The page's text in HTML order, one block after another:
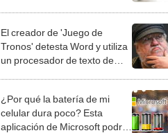
El creador de 'Juego de
Tronos' detesta Word y utiliza
un procesador de texto de
¿Por qué la batería de mi
celular dura poco? Esta
aplicación de Microsoft podría